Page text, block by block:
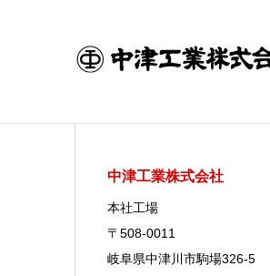
中津工業株式会社
本社工場
〒508-0011
岐阜県中津川市駒場326-5